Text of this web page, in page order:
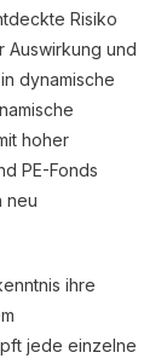
Risiko
Auswirkung und
dynamische
hoher
PE-Fonds
neu
ihre
jede einzelne